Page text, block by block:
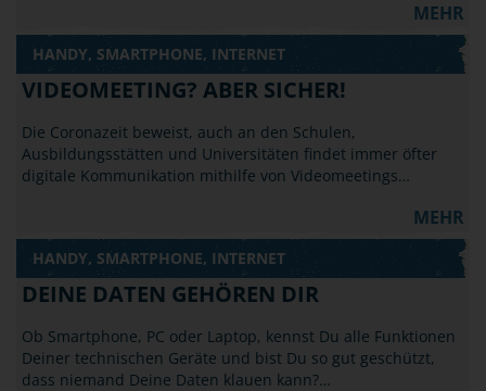
MEHR
HANDY, SMARTPHONE, INTERNET
VIDEOMEETING? ABER SICHER!
Die Coronazeit beweist, auch an den Schulen,
Ausbildungsstätten und Universitäten findet immer öfter
digitale Kommunikation mithilfe von Videomeetings…
MEHR
HANDY, SMARTPHONE, INTERNET
DEINE DATEN GEHÖREN DIR
Ob Smartphone, PC oder Laptop, kennst Du alle Funktionen
Deiner technischen Geräte und bist Du so gut geschützt,
dass niemand Deine Daten klauen kann?…